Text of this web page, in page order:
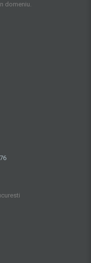
domeniu.